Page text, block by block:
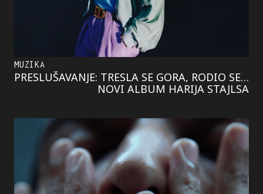
MUZIKA
PRESLUŠAVANJE: TRESLA SE GORA, RODIO SE…
NOVI ALBUM HARIJA STAJLSA